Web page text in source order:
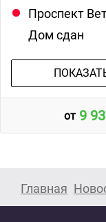
Проспект
Дом сдан
от 9
Главная